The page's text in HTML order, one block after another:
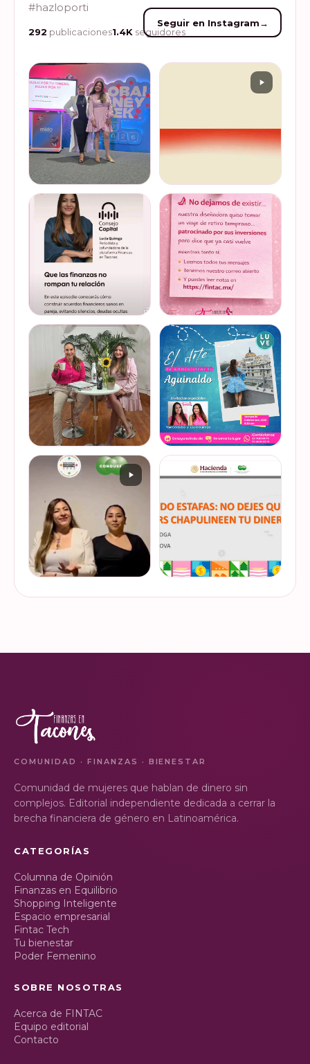
#hazloporti
292 publicaciones1.4K seguidores
Seguir en Instagram→
Felices de haber sido
invitadas, por cuarto año
consecutivo, a participar en
la Global Money Week, una
iniciativa que impulsa la
educación f…
VER EN
INSTAGRAM
Del 17 al 22 de marzo se
lleva a cabo la Global
Money Week 2026 (Semana
Mundial del Dinero).
Finanzas en Tacones
somos parte de esta
Jornada…
VER EN
INSTAGRAM
@lucyquiroga tuvo la
oportunidad de conversar
con la gran Ilana Sod, en el
#podcast Consejo Capital
de @scotiabankmx Gracias
por la invitac…
VER EN
INSTAGRAM
Prometemos que no
desaparecimos… solo
estamos reorganizando
todo (y esperando a que el
diseñador vuelva del retiro
😅). No estamos publicand…
VER EN
INSTAGRAM
De cuando te toca ser la
entrevistada. Un placer
platicar con Esther Luiselli
de tus finanzas en la serie
de "Mu…
VER EN
INSTAGRAM
mejor forma de gestionar
ese dinero extra de fin de
ahorro o aguinaldo, es un
dinero…
VER EN
INSTAGRAM
de la Semana Nacional de
que los hackers
COMUNIDAD · FINANZAS · BIENESTAR
Comunidad de mujeres que hablan de dinero sin
complejos. Editorial independiente dedicada a cerrar la
brecha financiera de género en Latinoamérica.
CATEGORÍAS
Columna de Opinión
Finanzas en Equilibrio
Shopping Inteligente
Espacio empresarial
Fintac Tech
Tu bienestar
Poder Femenino
SOBRE NOSOTRAS
Acerca de FINTAC
Equipo editorial
Contacto